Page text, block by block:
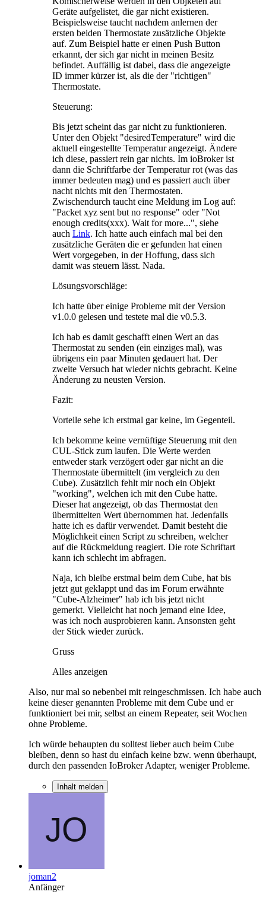
Geräte aufgelistet, die gar nicht existieren.
Beispielsweise taucht nachdem anlernen der
ersten beiden Thermostate zusätzliche Objekte
auf. Zum Beispiel hatte er einen Push Button
erkannt, der sich gar nicht in meinen Besitz
befindet. Auffällig ist dabei, dass die angezeigte
ID immer kürzer ist, als die der "richtigen"
Thermostate.
Steuerung:
Bis jetzt scheint das gar nicht zu funktionieren.
Unter den Objekt "desiredTemperature" wird die
aktuell eingestellte Temperatur angezeigt. Ändere
ich diese, passiert rein gar nichts. Im ioBroker ist
dann die Schriftfarbe der Temperatur rot (was das
immer bedeuten mag) und es passiert auch über
nacht nichts mit den Thermostaten.
Zwischendurch taucht eine Meldung im Log auf:
"Packet xyz sent but no response" oder "Not
enough credits(xxx). Wait for more...", siehe
auch Link. Ich hatte auch einfach mal bei den
zusätzliche Geräten die er gefunden hat einen
Wert vorgegeben, in der Hoffung, dass sich
damit was steuern lässt. Nada.
Lösungsvorschläge:
Ich hatte über einige Probleme mit der Version
v1.0.0 gelesen und testete mal die v0.5.3.
Ich hab es damit geschafft einen Wert an das
Thermostat zu senden (ein einziges mal), was
übrigens ein paar Minuten gedauert hat. Der
zweite Versuch hat wieder nichts gebracht. Keine
Änderung zu neusten Version.
Fazit:
Vorteile sehe ich erstmal gar keine, im Gegenteil.
Ich bekomme keine vernüftige Steuerung mit den
CUL-Stick zum laufen. Die Werte werden
entweder stark verzögert oder gar nicht an die
Thermostate übermittelt (im vergleich zu den
Cube). Zusätzlich fehlt mir noch ein Objekt
"working", welchen ich mit den Cube hatte.
Dieser hat angezeigt, ob das Thermostat den
übermittelten Wert übernommen hat. Jedenfalls
hatte ich es dafür verwendet. Damit besteht die
Möglichkeit einen Script zu schreiben, welcher
auf die Rückmeldung reagiert. Die rote Schriftart
kann ich schlecht im abfragen.
Naja, ich bleibe erstmal beim dem Cube, hat bis
jetzt gut geklappt und das im Forum erwähnte
"Cube-Alzheimer" hab ich bis jetzt nicht
gemerkt. Vielleicht hat noch jemand eine Idee,
was ich noch ausprobieren kann. Ansonsten geht
der Stick wieder zurück.
Gruss
Alles anzeigen
Also, nur mal so nebenbei mit reingeschmissen. Ich habe auch
keine dieser genannten Probleme mit dem Cube und er
funktioniert bei mir, selbst an einem Repeater, seit Wochen
ohne Probleme.
Ich würde behaupten du solltest lieber auch beim Cube
bleiben, denn so hast du einfach keine bzw. wenn überhaupt,
durch den passenden IoBroker Adapter, weniger Probleme.
Inhalt melden
joman2
Anfänger